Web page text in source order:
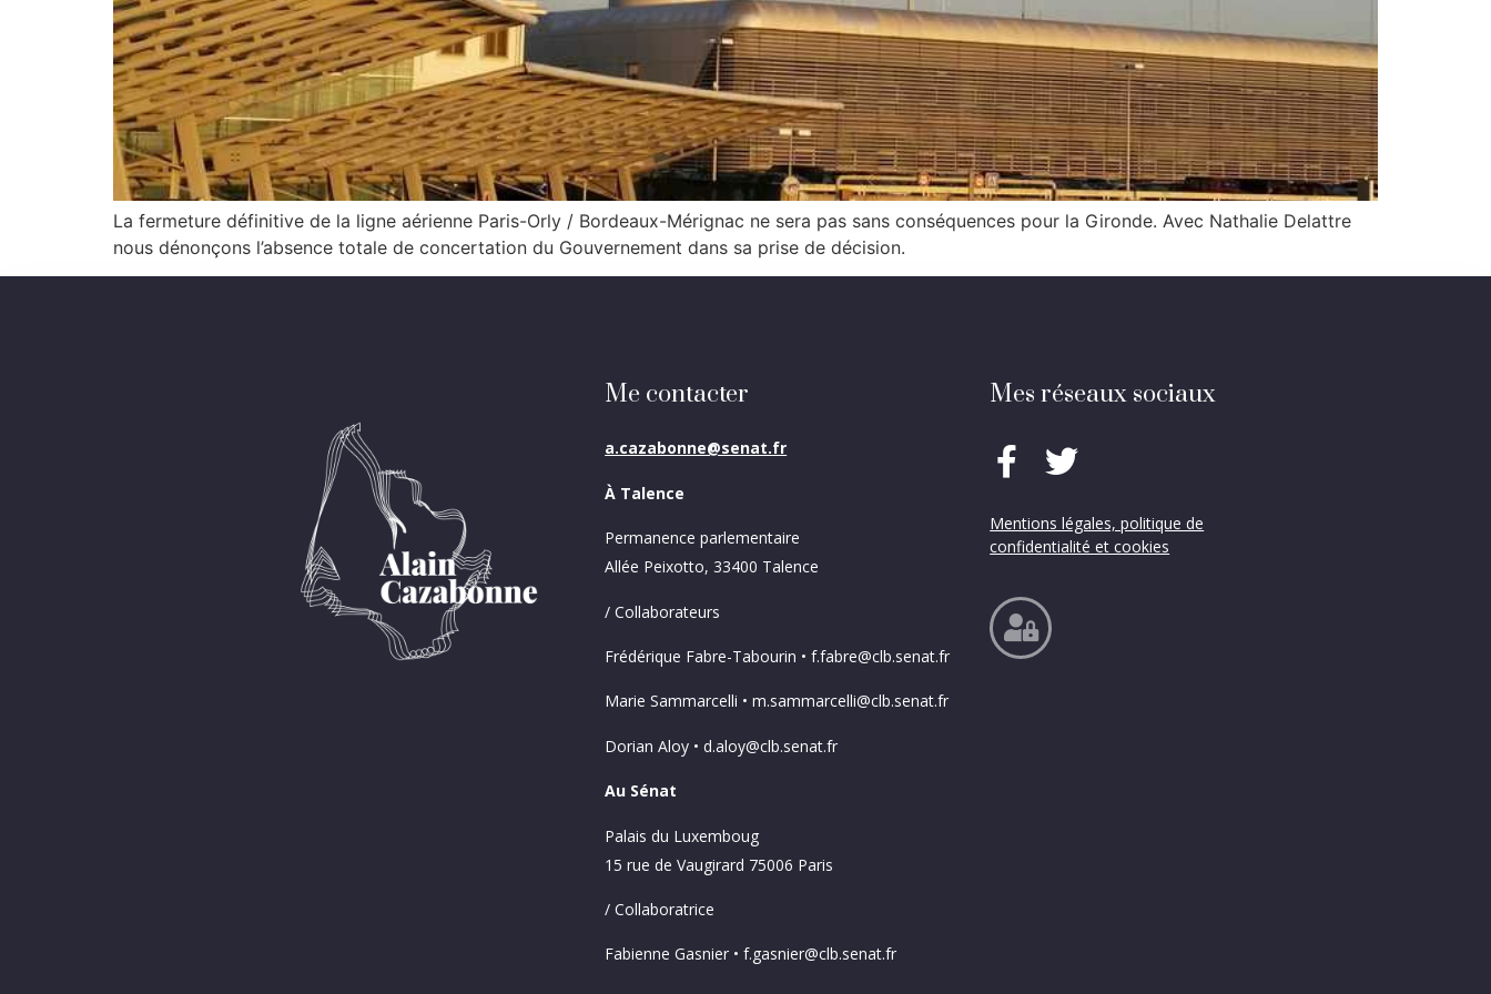
La fermeture définitive de la ligne aérienne Paris-Orly / Bordeaux-Mérignac ne sera pas sans conséquences pour la Gironde. Avec Nathalie Delattre
nous dénonçons l’absence totale de concertation du Gouvernement dans sa prise de décision.
Me contacter
a.cazabonne@senat.fr
À Talence
Permanence parlementaire
Allée Peixotto, 33400 Talence
/ Collaborateurs
Frédérique Fabre-Tabourin • f.fabre@clb.senat.fr
Marie Sammarcelli • m.sammarcelli@clb.senat.fr
Dorian Aloy • d.aloy@clb.senat.fr
Au Sénat
Palais du Luxemboug
15 rue de Vaugirard 75006 Paris
/ Collaboratrice
Fabienne Gasnier • f.gasnier@clb.senat.fr
Mes réseaux sociaux
Mentions légales, politique de
confidentialité et cookies